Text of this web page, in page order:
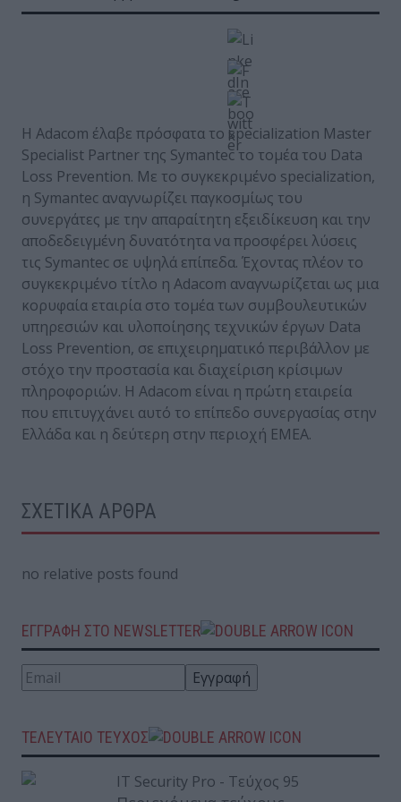
Η Adacom έλαβε πρόσφατα το specialization Master
Specialist Partner της Symantec το τομέα του Data
Loss Prevention. Με το συγκεκριμένο specialization,
η Symantec αναγνωρίζει παγκοσμίως του
συνεργάτες με την απαραίτητη εξειδίκευση και την
αποδεδειγμένη δυνατότητα να προσφέρει λύσεις
τις Symantec σε υψηλά επίπεδα. Έχοντας πλέον το
συγκεκριμένο τίτλο η Adacom αναγνωρίζεται ως μια
κορυφαία εταιρία στο τομέα των συμβουλευτικών
υπηρεσιών και υλοποίησης τεχνικών έργων Data
Loss Prevention, σε επιχειρηματικό περιβάλλον με
στόχο την προστασία και διαχείριση κρίσιμων
πληροφοριών. Η Adacom είναι η πρώτη εταιρεία
που επιτυγχάνει αυτό το επίπεδο συνεργασίας στην
Ελλάδα και η δεύτερη στην περιοχή ΕΜΕΑ.
ΣΧΕΤΙΚΑ ΑΡΘΡΑ
no relative posts found
ΕΓΓΡΑΦΗ ΣΤΟ NEWSLETTER
ΤΕΛΕΥΤΑΙΟ ΤΕΥΧΟΣ